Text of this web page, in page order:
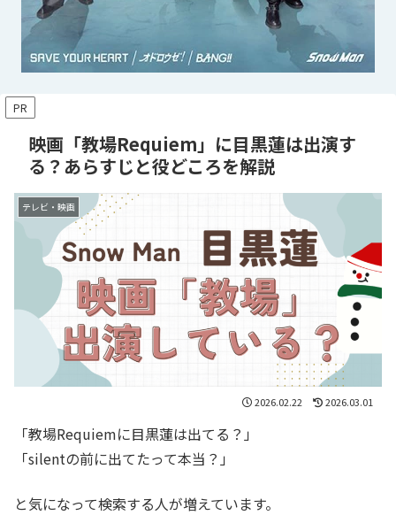
PR
映画「教場Requiem」に目黒蓮は出演す
る？あらすじと役どころを解説
テレビ・映画
2026.02.22 2026.03.01
「教場Requiemに目黒蓮は出てる？」
「silentの前に出てたって本当？」
と気になって検索する人が増えています。